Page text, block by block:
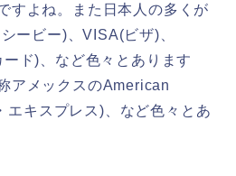
すよね。また日本人の多くが
ービー)、VISA(ビザ)、
ド)、など色々とあります
アメックスのAmerican
エキスプレス)、など色々とあ